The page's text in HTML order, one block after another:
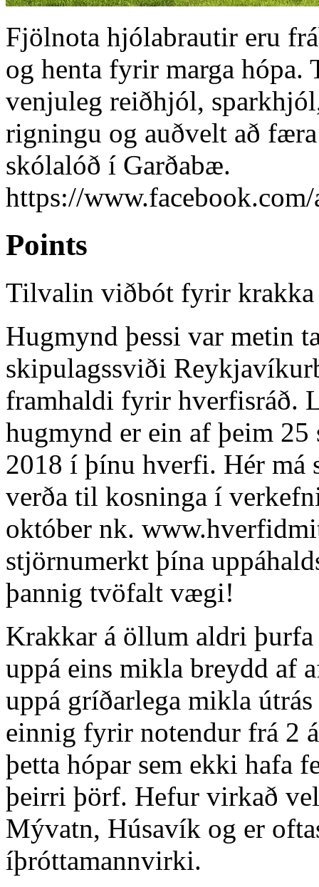
Fjölnota hjólabrautir eru
og henta fyrir marga
venjuleg reiðhjól,
rigningu og auðvelt að
skólalóð í Garðabæ.
https://
Points
Tilvalin viðbót fyrir
Hugmynd þessi var metin
skipulagssviði
framhaldi fyrir hverfisráð.
hugmynd er ein af þeim
2018 í þínu hverfi. Hér
verða til kosninga í
október nk.
stjörnumerkt þína
þannig tvöfalt vægi!
Krakkar á öllum aldri
uppá eins mikla breydd af
uppá gríðarlega mikla
einnig fyrir notendur frá 2
þetta hópar sem ekki hafa
þeirri þörf. Hefur virkað
Mývatn, Húsavík og er
íþróttamannvirki.